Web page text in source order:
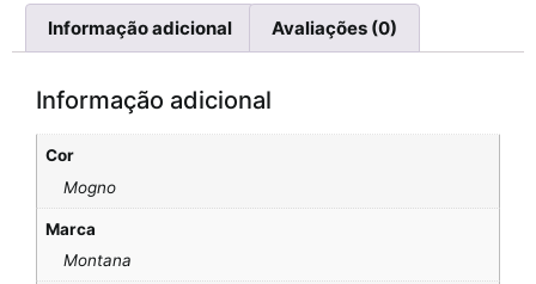
Informação adicional Avaliações (0)
Informação adicional
Cor
Mogno
Marca
Montana